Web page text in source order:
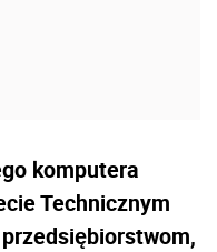
komputera
Technicznym